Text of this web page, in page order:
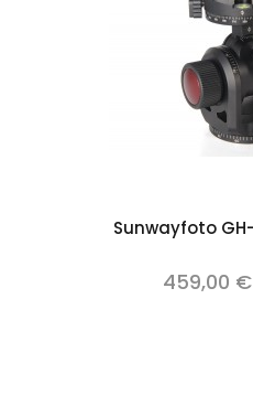
Sunwayfoto
459,00 €